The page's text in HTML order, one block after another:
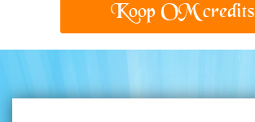
Koop OM credits